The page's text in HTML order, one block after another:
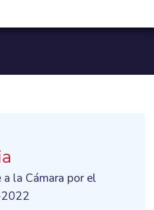
la Cámara por el